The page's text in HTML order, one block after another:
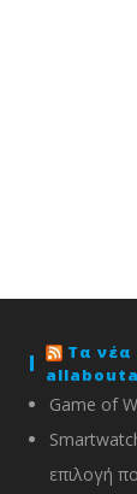
Τα νέα
Game of
επιλογή